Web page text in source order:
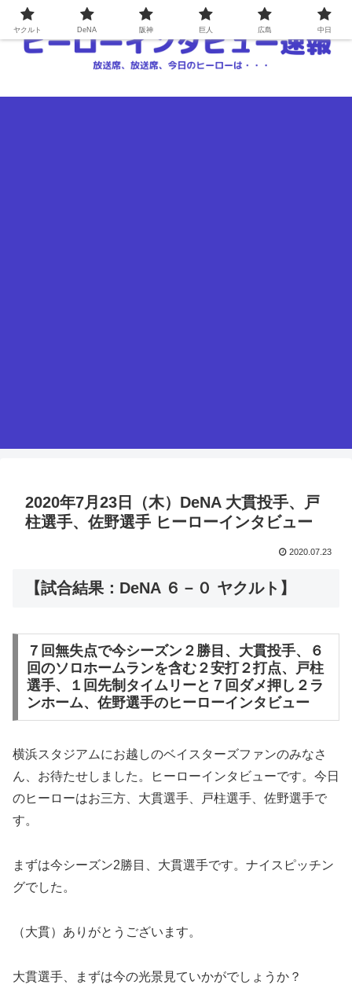
2020年7月23日（木）DeNA 大貫投手、戸
柱選手、佐野選手 ヒーローインタビュー
2020.07.23
【試合結果：DeNA ６－０ ヤクルト】
７回無失点で今シーズン２勝目、大貫投手、６
回のソロホームランを含む２安打２打点、戸柱
選手、１回先制タイムリーと７回ダメ押し２ラ
ンホーム、佐野選手のヒーローインタビュー
横浜スタジアムにお越しのベイスターズファンのみなさ
ん、お待たせしました。ヒーローインタビューです。今日
のヒーローはお三方、大貫選手、戸柱選手、佐野選手で
す。
まずは今シーズン2勝目、大貫選手です。ナイスピッチン
グでした。
（大貫）ありがとうございます。
大貫選手、まずは今の光景見ていかがでしょうか？
ヤクルト DeNA 阪神 巨人 広島 中日